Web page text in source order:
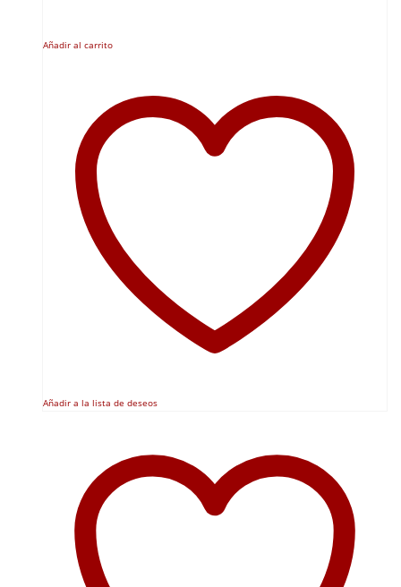
Añadir al carrito
Añadir a la lista de deseos